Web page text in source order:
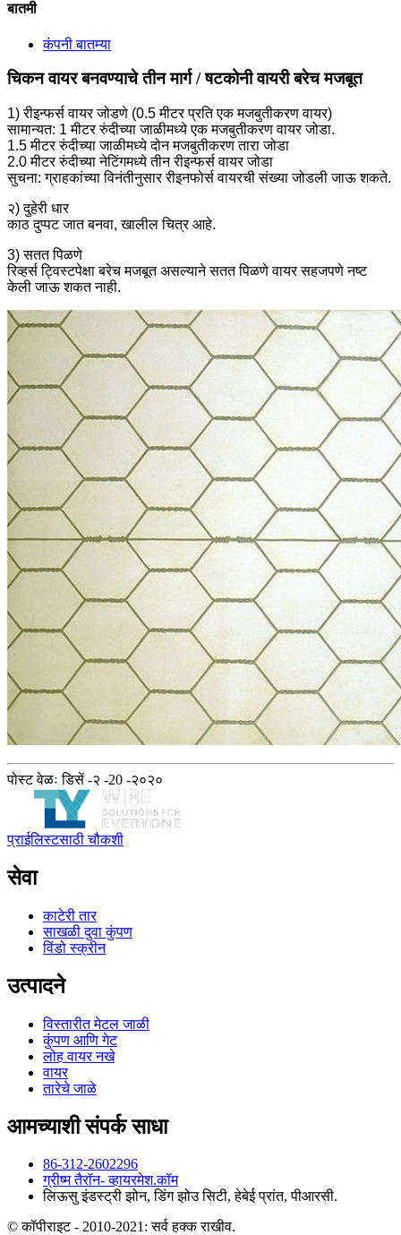
बातमी
कंपनी बातम्या
चिकन वायर बनवण्याचे तीन मार्ग / षटकोनी वायरी बरेच मजबूत
1) रीइन्फर्स वायर जोडणे (0.5 मीटर प्रति एक मजबुतीकरण वायर)
सामान्यत: 1 मीटर रुंदीच्या जाळीमध्ये एक मजबुतीकरण वायर जोडा.
1.5 मीटर रुंदीच्या जाळीमध्ये दोन मजबुतीकरण तारा जोडा
2.0 मीटर रुंदीच्या नेटिंगमध्ये तीन रीइन्फर्स वायर जोडा
सुचना: ग्राहकांच्या विनंतीनुसार रीइनफोर्स वायरची संख्या जोडली जाऊ शकते.
२) दुहेरी धार
काठ दुप्पट जात बनवा, खालील चित्र आहे.
3) सतत पिळणे
रिव्हर्स ट्विस्टपेक्षा बरेच मजबूत असल्याने सतत पिळणे वायर सहजपणे नष्ट
केली जाऊ शकत नाही.
पोस्ट वेळः डिसें -२ -20 -२०२०
प्राईलिस्टसाठी चौकशी
सेवा
काटेरी तार
साखळी दुवा कुंपण
विंडो स्क्रीन
उत्पादने
विस्तारीत मेटल जाळी
कुंपण आणि गेट
लोह वायर नखे
वायर
तारेचे जाळे
आमच्याशी संपर्क साधा
86-312-2602296
ग्रीष्म ‍तैरॉन- व्हायरमेश.कॉम
लिऊसु इंडस्ट्री झोन, डिंग झोउ सिटी, हेबेई प्रांत, पीआरसी.
© कॉपीराइट - 2010-2021: सर्व हक्क राखीव.